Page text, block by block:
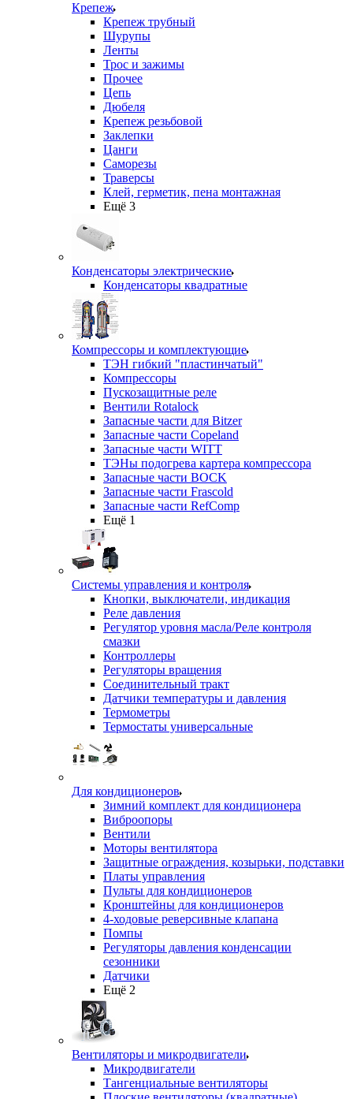
Крепеж
Крепеж трубный
Шурупы
Ленты
Трос и зажимы
Прочее
Цепь
Дюбеля
Крепеж резьбовой
Заклепки
Цанги
Саморезы
Траверсы
Клей, герметик, пена монтажная
Ещё 3
Конденсаторы электрические
Конденсаторы квадратные
Компрессоры и комплектующие
ТЭН гибкий "пластинчатый"
Компрессоры
Пускозащитные реле
Вентили Rotalock
Запасные части для Bitzer
Запасные части Copeland
Запасные части WITT
ТЭНы подогрева картера компрессора
Запасные части BOCK
Запасные части Frascold
Запасные части RefComp
Ещё 1
Системы управления и контроля
Кнопки, выключатели, индикация
Реле давления
Регулятор уровня масла/Реле контроля
смазки
Контроллеры
Регуляторы вращения
Соединительный тракт
Датчики температуры и давления
Термометры
Термостаты универсальные
Для кондиционеров
Зимний комплект для кондиционера
Виброопоры
Вентили
Моторы вентилятора
Защитные ограждения, козырьки, подставки
Платы управления
Пульты для кондиционеров
Кронштейны для кондиционеров
4-ходовые реверсивные клапана
Помпы
Регуляторы давления конденсации
сезонники
Датчики
Ещё 2
Вентиляторы и микродвигатели
Микродвигатели
Тангенциальные вентиляторы